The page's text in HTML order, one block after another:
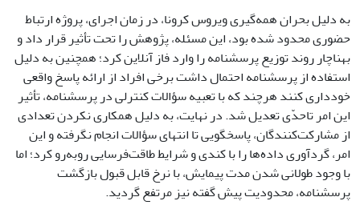
به دلیل بحران همه‌گیری ویروس کرونا، در زمان اجرای، پروژه ارتباط
حضوری محدود شده بود، این مسئله، پژوهش را تحت تأثیر قرار داد و
به‎ناچار روند توزیع پرسشنامه را وارد فاز آنلاین کرد؛ همچنین به دلیل
استفاده از پرسشنامه احتمال داشت برخی افراد از ارائه پاسخ واقعی
خودداری کنند هرچند که با تعبیه سؤالات کنترلی در پرسشنامه، تأثیر
این امر تاحدّی تعدیل شد. در نهایت، به دلیل همکاری نکردن تعدادی
از مشارکت‌کنندگان، پاسخگویی تا انتهای سؤالات انجام نگرفته و این
امر، گردآوری داده‌ها را با کندی و شرایط طاقت‌فرسایی روبه‌رو کرد؛ اما
با وجود طولانی شدن مدت پیمایش، با نرخ قابل قبول بازگشت
پرسشنامه، محدودیت پیش‌ گفته نیز مرتفع گردید.